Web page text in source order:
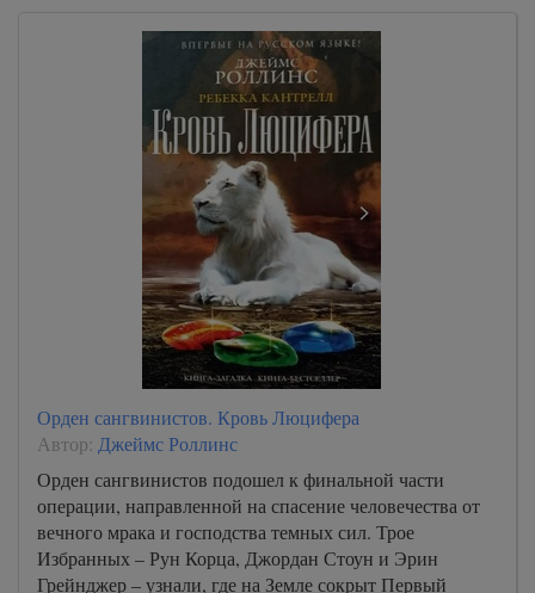
Орден сангвинистов. Кровь Люцифера
Автор: Джеймс Роллинс
Орден сангвинистов подошел к финальной части
операции, направленной на спасение человечества от
вечного мрака и господства темных сил. Трое
Избранных – Рун Корца, Джордан Стоун и Эрин
Грейнджер – узнали, где на Земле сокрыт Первый